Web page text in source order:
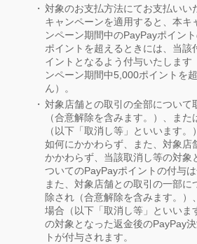
対象のお支払方法にてお支払いい
キャンペーンを適用すると、本キ
ンペーン期間中のPayPayポイン
ポイントを超えるときには、当該
イントとなるよう付与いたします
ンペーン期間中5,000ポイントを
ん）。
対象店舗との取引の全部について
（合意解除を含みます。）、ま
（以下「取消し等」といいます
如何にかかわらず、また、対象店
かかわらず、当該取消し等の対象
ついてのPayPayポイントの付与は
また、対象店舗との取引の一部に
除され（合意解除を含みます。）
場合（以下「取消し等」といいま
の対象となった返金後のPayPay
トが付与されます。